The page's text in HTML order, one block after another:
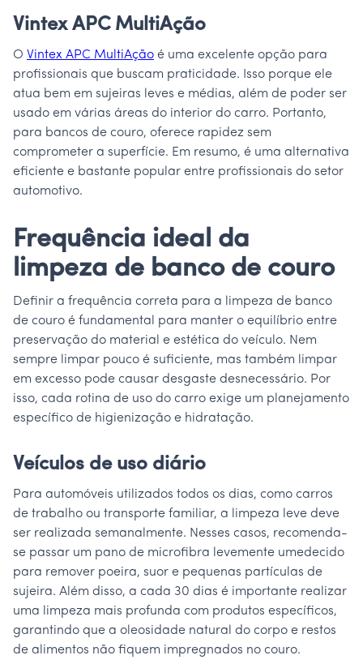
Vintex APC MultiAção
O Vintex APC MultiAção é uma excelente opção para
profissionais que buscam praticidade. Isso porque ele
atua bem em sujeiras leves e médias, além de poder ser
usado em várias áreas do interior do carro. Portanto,
para bancos de couro, oferece rapidez sem
comprometer a superfície. Em resumo, é uma alternativa
eficiente e bastante popular entre profissionais do setor
automotivo.
Frequência ideal da
limpeza de banco de couro
Definir a frequência correta para a limpeza de banco
de couro é fundamental para manter o equilíbrio entre
preservação do material e estética do veículo. Nem
sempre limpar pouco é suficiente, mas também limpar
em excesso pode causar desgaste desnecessário. Por
isso, cada rotina de uso do carro exige um planejamento
específico de higienização e hidratação.
Veículos de uso diário
Para automóveis utilizados todos os dias, como carros
de trabalho ou transporte familiar, a limpeza leve deve
ser realizada semanalmente. Nesses casos, recomenda-
se passar um pano de microfibra levemente umedecido
para remover poeira, suor e pequenas partículas de
sujeira. Além disso, a cada 30 dias é importante realizar
uma limpeza mais profunda com produtos específicos,
garantindo que a oleosidade natural do corpo e restos
de alimentos não fiquem impregnados no couro.